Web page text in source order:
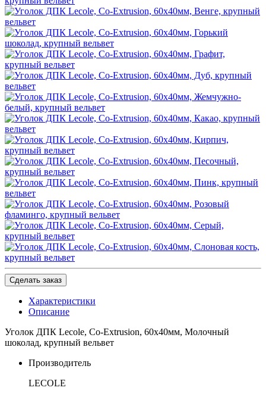
Сделать заказ
Характеристики
Описание
Уголок ДПК Lecole, Сo-Extrusion, 60х40мм, Молочный
шоколад, крупный вельвет
Производитель
LECOLE